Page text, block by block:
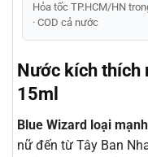
Hỏa tốc TP.HCM/HN
· COD cả nước
Nước kích thích
15ml
Blue Wizard loại
nữ đến từ Tây Ban